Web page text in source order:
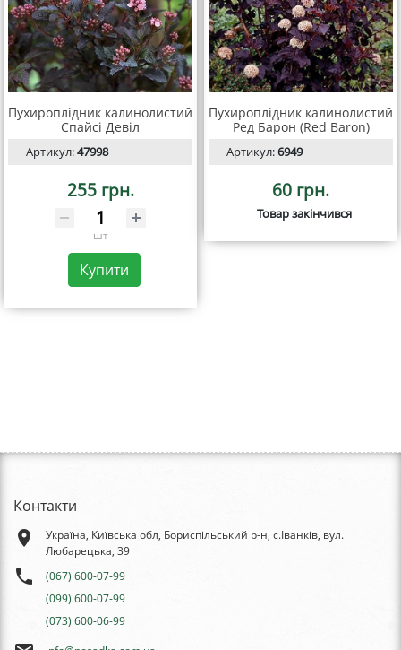
Пухироплідник калинолистий
Спайсі Девіл
Артикул:47998
255 грн.
шт
Купити
Пухироплідник калинолистий
Ред Барон (Red Baron)
Артикул:6949
60 грн.
Товар закінчився
Контакти
place
Україна, Київська обл, Бориспільський р-н, с.Іванків, вул.
Любарецька, 39
phone
(067) 600-07-99
(099) 600-07-99
(073) 600-06-99